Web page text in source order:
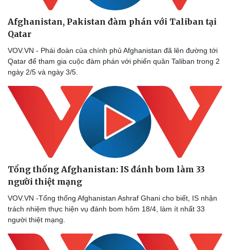
Sân khấu - Điện ảnh
Văn học
Âm nhạc
Di sản
Giải trí
Nghệ sĩ
Thời trang
Afghanistan, Pakistan đàm phán với Taliban tại
Qatar
VOV.VN - Phái đoàn của chính phủ Afghanistan đã lên đường tới
Qatar để tham gia cuộc đàm phán với phiến quân Taliban trong 2
ngày 2/5 và ngày 3/5.
Tổng thống Afghanistan: IS đánh bom làm 33
người thiệt mạng
VOV.VN -Tổng thống Afghanistan Ashraf Ghani cho biết, IS nhận
trách nhiệm thực hiện vụ đánh bom hôm 18/4, làm ít nhất 33
người thiệt mạng.